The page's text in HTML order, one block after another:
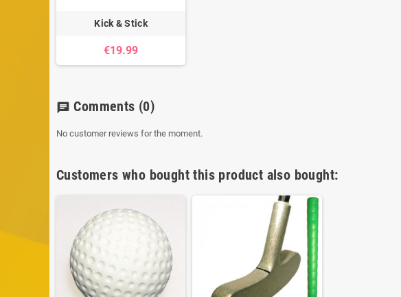
Kick & Stick
€19.99
chat Comments (0)
No customer reviews for the moment.
Customers who bought this product also bought: